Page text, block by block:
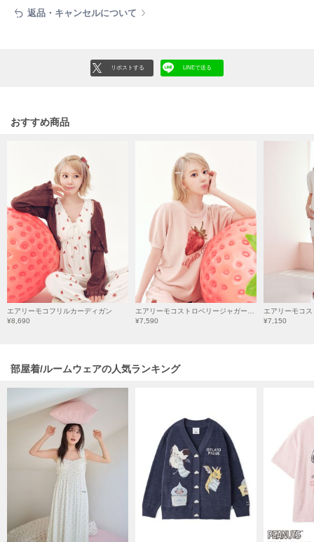
gelato pique Sleep
ジェラート ピケ スリープ
GRAMICCI
グラミチ
Henon.
へノン
HUNTER
ホカ オネオネ
le
ル
返品・キャンセルについて
リポストする LINEで送る
おすすめ商品
エアリーモコフリルカーディガン
¥8,690
¥7,590
¥7,150
部屋着/ルームウェアの人気ランキング